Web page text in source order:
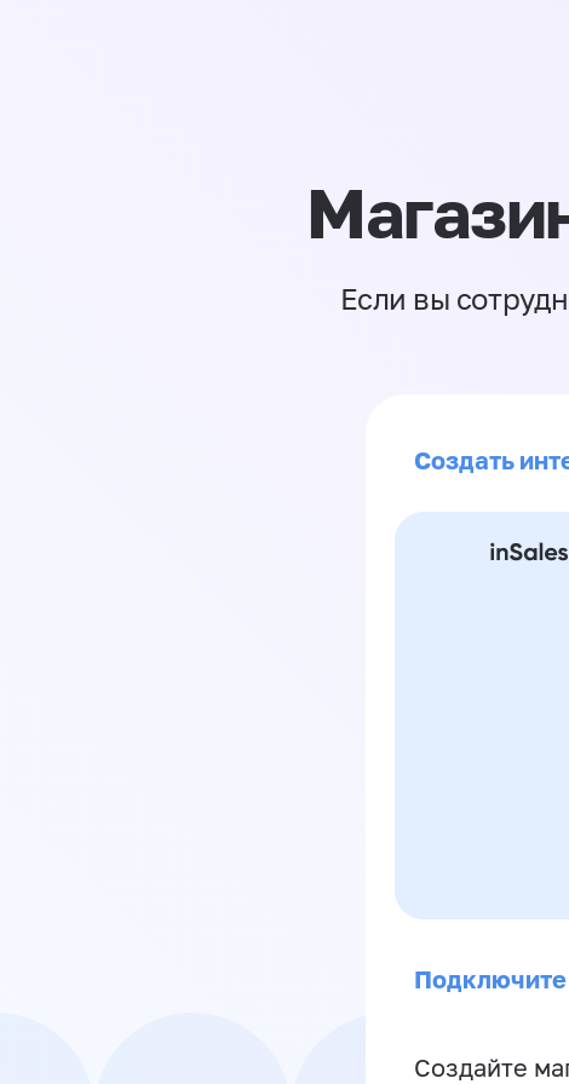
Если вы
Создать
Создайте